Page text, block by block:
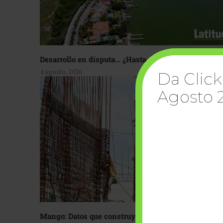
Desarrollo en disputa… ¿Hasta dónde crecer?
4 agosto, 2026
Mango: Datos que construyen confianza
Da
Agosto